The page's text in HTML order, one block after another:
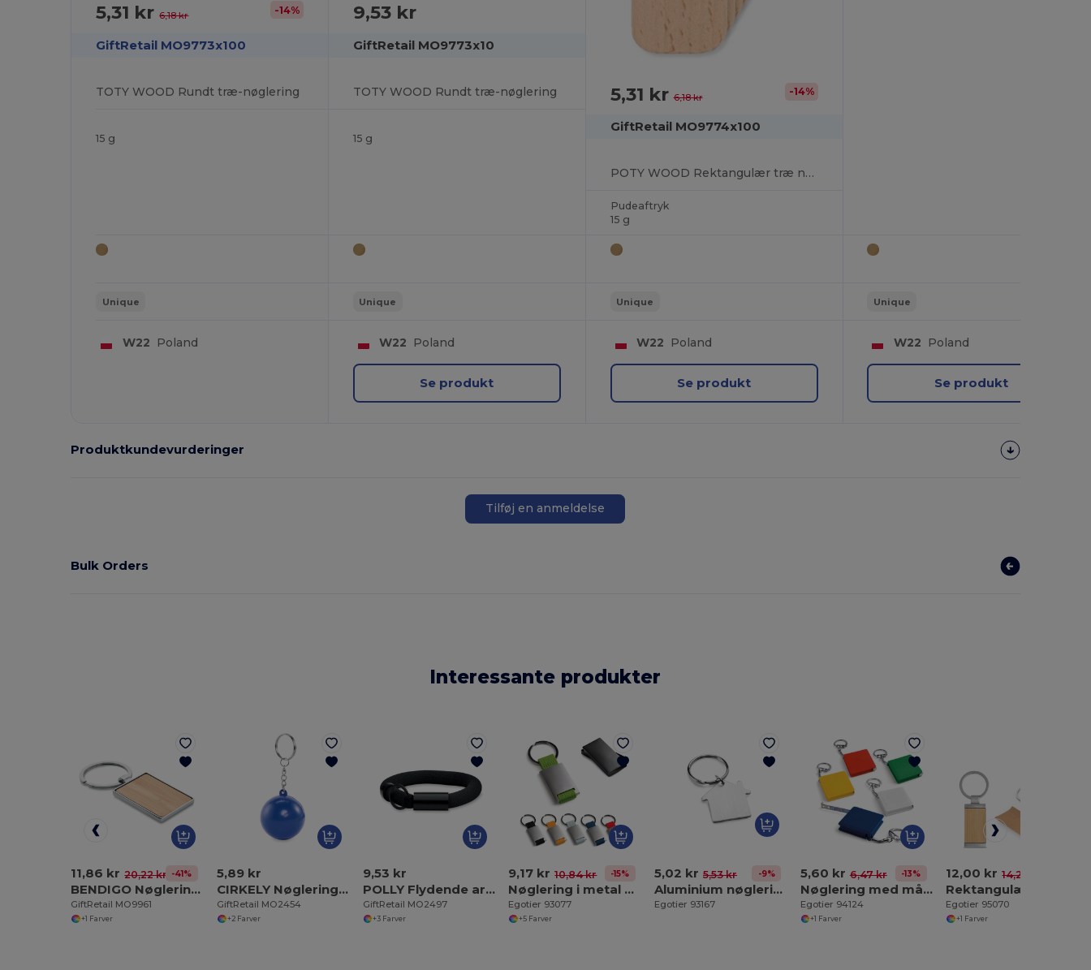
5,31 kr6,18 kr -14%
GiftRetail MO9773x100
TOTY WOOD Rundt træ-nøglering
15 g
Unique
W22 Poland
9,53 kr
GiftRetail MO9773x10
TOTY WOOD Rundt træ-nøglering
15 g
Unique
W22 Poland
Se produkt
5,31 kr6,18 kr -14%
GiftRetail MO9774x100
POTY WOOD Rektangulær træ nøglering
Pudeaftryk
15 g
Unique
W22 Poland
Se produkt
Unique
W22 Poland
Se produkt
Produktkundevurderinger
Tilføj en anmeldelse
Bulk Orders
Interessante produkter
11,86 kr 20,22 kr -41%
BENDIGO Nøglering rektangulær i bambus
GiftRetail MO9961
+1 Farver
5,89 kr
CIRKELY Nøglering i PU-kugleform
GiftRetail MO2454
+2 Farver
9,53 kr
POLLY Flydende armbånd med nøglering
GiftRetail MO2497
+3 Farver
9,17 kr 10,84 kr -15%
Nøglering i metal og bånd
Egotier 93077
+5 Farver
5,02 kr 5,53 kr -9%
Aluminium nøglering
Egotier 93167
5,60 kr 6,47 kr -13%
Nøglering med målebånd
Egotier 94124
+1 Farver
12,00 kr 14,26 kr
Egotier 95070
+1 Farver